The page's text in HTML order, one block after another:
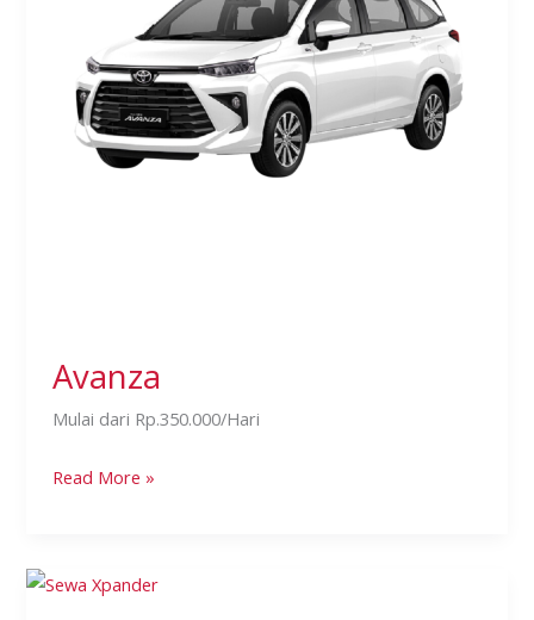
Avanza
Mulai dari Rp.350.000/Hari
Read More »
Xpander